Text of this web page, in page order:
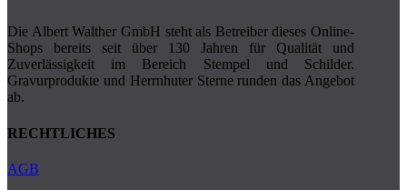
Die Albert Walther GmbH steht als Betreiber dieses Online-
Shops bereits seit über 130 Jahren für Qualität und
Zuverlässigkeit im Bereich Stempel und Schilder.
Gravurprodukte und Herrnhuter Ster­­ne runden das Angebot
ab.
RECHTLICHES
AGB